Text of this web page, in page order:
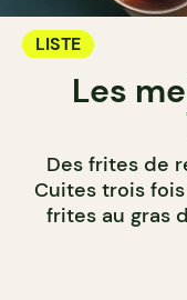
LISTE
Les
Des frites de
Cuites trois
frites au gras